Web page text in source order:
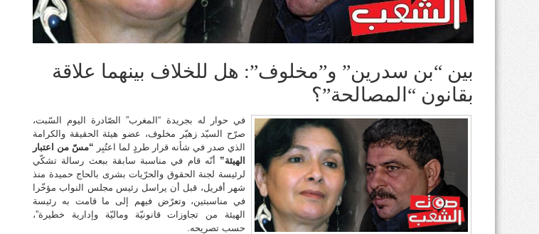
بين “بن سدرين” و”مخلوف”: هل للخلاف بينهما علاقة
بقانون “المصالحة”؟
في حوار له بجريدة “المغرب” الصّادرة اليوم السّبت،
صرّح السيّد زهيّر مخلوف، عضو هيئة الحقيقة والكرامة
الذي صدر في شأنه قرار طردٍ لما اعتُبِر “مسّ من اعتبار
الهيئة” أنّه قام في مناسبة سابقة ببعث رسالة تشكّي
لرئيسة لجنة الحقوق والحرّيات بشرى بالحاج حميدة منذ
شهر أفريل، قبل أن يراسل رئيس مجلس النواب مؤخّرا
في مناسبتين، وتعرّض فيهم إلى ما قامت به رئيسة
الهيئة من تجاوزات قانونيّة وماليّة وإدارية خطيرة”،
حسب تصريحه.